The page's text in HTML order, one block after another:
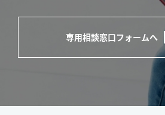
専用相談窓口フォームへ